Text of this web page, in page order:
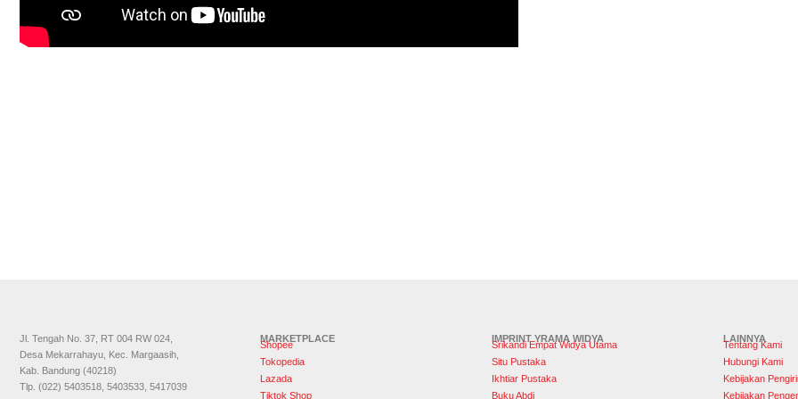
Jl. Tengah No. 37, RT 004 RW 024,
Desa Mekarrahayu, Kec. Margaasih,
Kab. Bandung (40218)
Tlp. (022) 5403518, 5403533, 5417039
MARKETPLACE
Shopee
Tokopedia
Lazada
Tiktok Shop
IMPRINT YRAMA WIDYA
Srikandi Empat Widya Utama
Situ Pustaka
Ikhtiar Pustaka
Buku Abdi
LAINNYA
Tentang Kami
Hubungi Kami
Kebijakan
Kebijakan